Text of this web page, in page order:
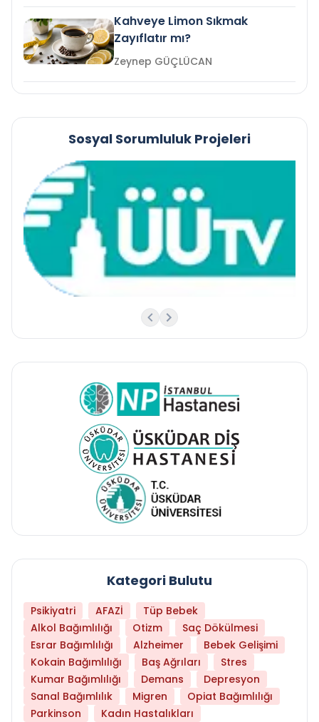
Kahveye Limon Sıkmak
Zayıflatır mı?
Zeynep GÜÇLÜCAN
Sosyal Sorumluluk Projeleri
Kategori Bulutu
Psikiyatri AFAZİ
Tüp Bebek
Alkol Bağımlılığı
Otizm
Saç Dökülmesi
Esrar Bağımlılığı
Alzheimer
Bebek Gelişimi
Kokain Bağımlılığı
Baş Ağrıları
Stres
Kumar Bağımlılığı
Demans
Depresyon
Sanal Bağımlılık
Migren
Opiat Bağımlılığı
Parkinson
Kadın Hastalıkları